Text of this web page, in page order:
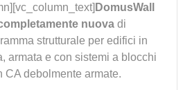
DomusWall
nuova di
strutturale per edifici in
armata e con sistemi a blocchi
CA debolmente armate.